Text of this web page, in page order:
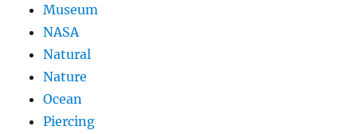
Museum
NASA
Natural
Nature
Ocean
Piercing